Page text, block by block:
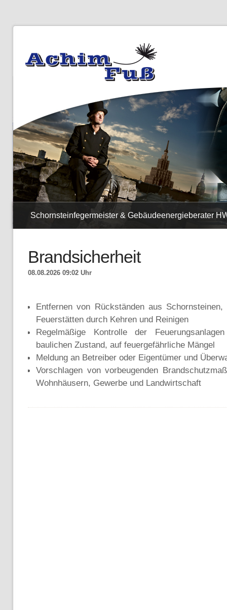
Schornsteinfegermeister & Gebäudeenergieberater
Brandsicherheit
08.08.2026 09:02 Uhr
Entfernen von Rückständen aus Schornsteinen,
Feuerstätten durch Kehren und Reinigen
Regelmäßige Kontrolle der
baulichen Zustand, auf feuergefährliche Mängel
Meldung an Betreiber oder Eigentümer und
Vorschlagen von vorbeugenden
Wohnhäusern, Gewerbe und Landwirtschaft